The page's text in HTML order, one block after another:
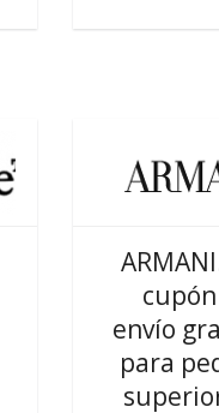
envío
para